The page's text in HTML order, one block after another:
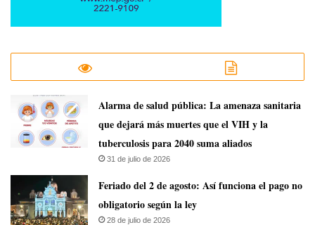
​Alarma de salud pública: La amenaza sanitaria
que dejará más muertes que el VIH y la
tuberculosis para 2040 suma aliados
31 de julio de 2026
Feriado del 2 de agosto: Así funciona el pago no
obligatorio según la ley
28 de julio de 2026